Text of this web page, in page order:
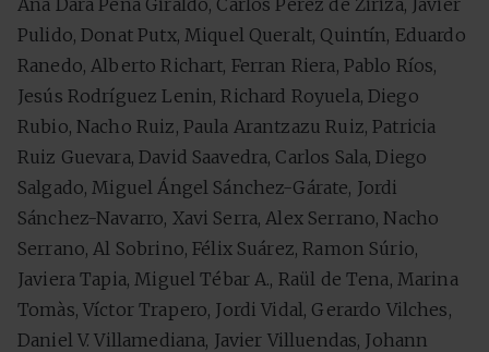
Ana Dara Peña Giraldo, Carlos Pérez de Ziriza, Javier
Pulido, Donat Putx, Miquel Queralt, Quintín, Eduardo
Ranedo, Alberto Richart, Ferran Riera, Pablo Ríos,
Jesús Rodríguez Lenin, Richard Royuela, Diego
Rubio, Nacho Ruiz, Paula Arantzazu Ruiz, Patricia
Ruiz Guevara, David Saavedra, Carlos Sala, Diego
Salgado, Miguel Ángel Sánchez-Gárate, Jordi
Sánchez-Navarro, Xavi Serra, Alex Serrano, Nacho
Serrano, Al Sobrino, Félix Suárez, Ramon Súrio,
Javiera Tapia, Miguel Tébar A., Raül de Tena, Marina
Tomàs, Víctor Trapero, Jordi Vidal, Gerardo Vilches,
Daniel V. Villamediana, Javier Villuendas, Johann